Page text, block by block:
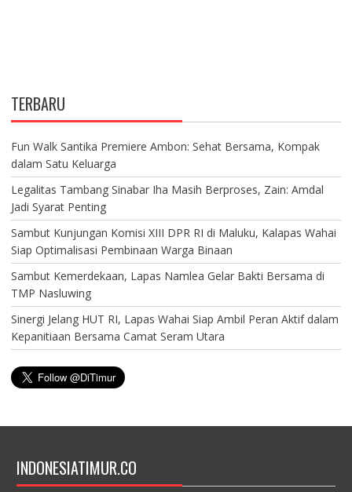
TERBARU
Fun Walk Santika Premiere Ambon: Sehat Bersama, Kompak
dalam Satu Keluarga
Legalitas Tambang Sinabar Iha Masih Berproses, Zain: Amdal
Jadi Syarat Penting
Sambut Kunjungan Komisi XIII DPR RI di Maluku, Kalapas Wahai
Siap Optimalisasi Pembinaan Warga Binaan
Sambut Kemerdekaan, Lapas Namlea Gelar Bakti Bersama di
TMP Nasluwing
Sinergi Jelang HUT RI, Lapas Wahai Siap Ambil Peran Aktif dalam
Kepanitiaan Bersama Camat Seram Utara
INDONESIATIMUR.CO